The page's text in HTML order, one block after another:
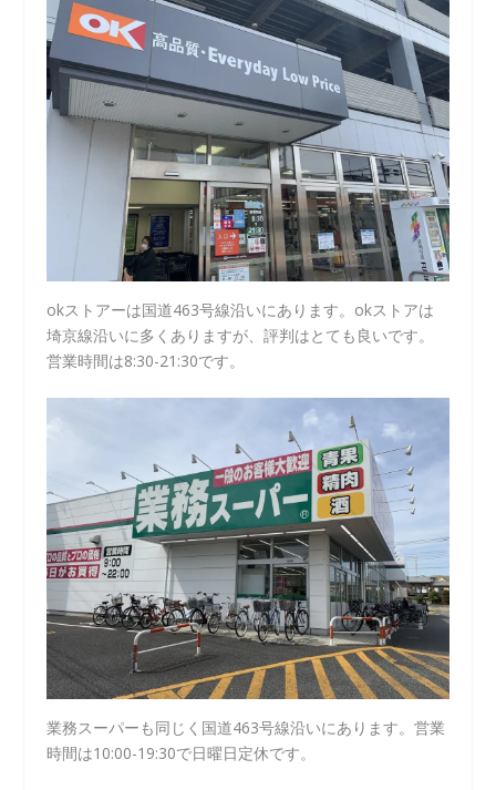
okストアーは国道463号線沿いにあります。okストアは
埼京線沿いに多くありますが、評判はとても良いです。
営業時間は8:30-21:30です。
業務スーパーも同じく国道463号線沿いにあります。営業
時間は10:00-19:30で日曜日定休です。